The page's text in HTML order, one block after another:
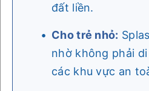
đất liền.
Cho trẻ nhỏ:
nhờ không phải
các khu vực an